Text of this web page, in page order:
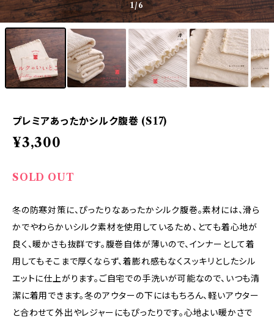
1/6
プレミアあったかシルク腹巻 (S17)
¥3,300
SOLD OUT
冬の防寒対策に、ぴったりなあったかシルク腹巻。素材には、滑ら
かでやわらかいシルク素材を使用しているため、とても着心地が
良く、暖かさも抜群です。腹巻自体が薄いので、インナーとして着
用してもそこまで厚くならず、着膨れ感もなくスッキリとしたシル
エットに仕上がります。ご自宅での手洗いが可能なので、いつも清
潔に着用できます。冬のアウターの下にはもちろん、軽いアウター
と合わせて外出やレジャーにもぴったりです。心地よい暖かさで